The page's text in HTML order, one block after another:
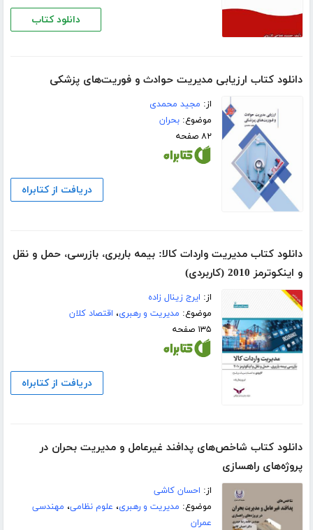
دانلود کتاب
دانلود کتاب ارزیابی مدیریت حوادث و فوریت‌های پزشکی
از: مجید محمدی
موضوع:بحران
۸۲ صفحه
دریافت از کتابراه
دانلود کتاب مدیریت واردات کالا: بیمه باربری، بازرسی، حمل و نقل
و اینکوترمز 2010 (کاربردی)
از: ایرج زینال زاده
موضوع: مدیریت و رهبری، اقتصاد کلان
۱۳۵ صفحه
دریافت از کتابراه
دانلود کتاب شاخص‌های پدافند غیرعامل و مدیریت بحران در
پروژه‌های راهسازی
از: احسان کاشی
موضوع: مدیریت و رهبری، علوم نظامی، مهندسی
عمران